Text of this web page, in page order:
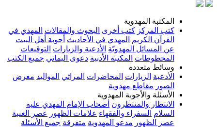
المهدوية
كتب أخرى البحوث والمقالات المهدي في
المهدي في الأحاديث أجوبة أهل البيت
المسائل المهدويّة الأدعية والزيارات التوقيعات
المكتبة الأدبية دعوى اليماني جميع الكتب
متعددة
الزيارات المحاضرات المراثي المواليد معرض
مقاطع مهدوية
والأجوبة المهدوية
والمنتظرون أصحاب الإمام المهدي عليه
السفراء والفقهاء علامات الظهور عصر الغيبة
مدعو المهدوية متفرقة جميع الأسئلة